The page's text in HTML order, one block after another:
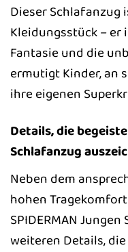
Dieser Schlafanzug
Kleidungsstück – er
Fantasie und die
ermutigt Kinder, an
ihre eigenen
Details, die
Schlafanzug
Neben dem
hohen
SPIDERMAN
weiteren Details,